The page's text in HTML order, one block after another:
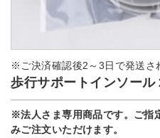
※ご決済確認後2～3日で発送さ
歩行サポートインソール
※法人さま専用商品です。ご指
みご注文いただけます。